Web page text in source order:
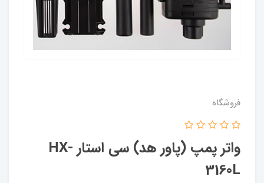
فروشگاه
واتر پمپ (پاور هد) سی استار HX-
3160L